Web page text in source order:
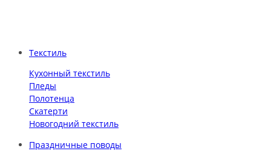
Текстиль
Кухонный текстиль
Пледы
Полотенца
Скатерти
Новогодний текстиль
Праздничные поводы